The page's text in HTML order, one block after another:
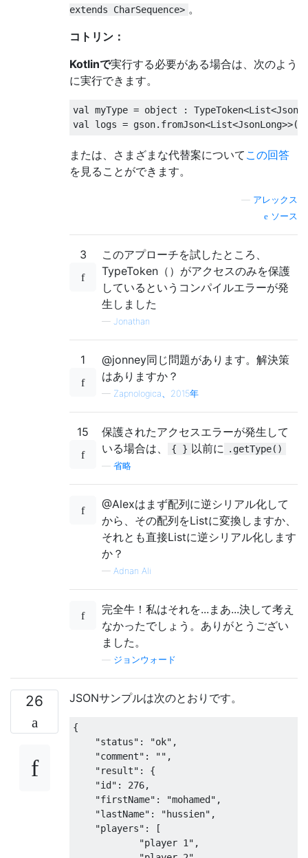
extends CharSequence> 。
コトリン：
Kotlinで実行する必要がある場合は、次のよう
に実行できます。
val myType = object : TypeToken<List<
val logs = gson. fromJson<List<JsonLong>>(
または、さまざまな代替案について この回答
を見ることができます。
アレックス
ソース
3
このアプローチを試したところ、
TypeToken（）がアクセスのみを保護
しているというコンパイルエラーが発
生しました
— Jonathan
1
@jonney同じ問題があります。解決策
はありますか？
— Zapnologica、2015年
15
保護されたアクセスエラーが発生して
いる場合は、
{ } 以前に .getType()
省略
@Alexはまず配列に逆シリアル化して
から、その配列をListに変換しますか、
それとも直接Listに逆シリアル化します
か？
— Adnan Ali
完全牛！私はそれを...まあ...決して考え
なかったでしょう。ありがとうござい
ました。
ジョンウォード
26 JSONサンプルは次のとおりです。
{
"status" : "ok" ,
"comment" : "" ,
"result" :
{
"id" : 276,
"firstName" : "mohamed" ,
"lastName" : "hussien" ,
"players" :
[
"player 1" ,